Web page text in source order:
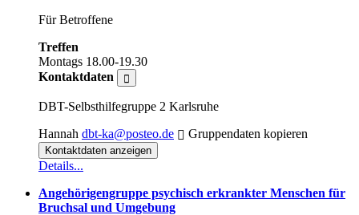
Für Betroffene
Treffen
Montags 18.00-19.30
Kontaktdaten
DBT-Selbsthilfegruppe 2 Karlsruhe
Hannah dbt-ka@posteo.de Gruppendaten kopieren
Kontaktdaten anzeigen
Details...
Angehörigengruppe psychisch erkrankter Menschen für
Bruchsal und Umgebung